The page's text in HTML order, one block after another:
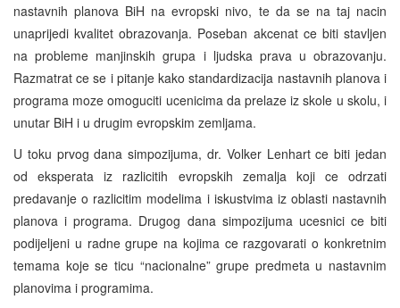
nastavnih planova BiH na evropski nivo, te da se na taj nacin
unaprijedi kvalitet obrazovanja. Poseban akcenat ce biti stavljen
na probleme manjinskih grupa i ljudska prava u obrazovanju.
Razmatrat ce se i pitanje kako standardizacija nastavnih planova i
programa moze omoguciti ucenicima da prelaze iz skole u skolu, i
unutar BiH i u drugim evropskim zemljama.
U toku prvog dana simpozijuma, dr. Volker Lenhart ce biti jedan
od eksperata iz razlicitih evropskih zemalja koji ce odrzati
predavanje o razlicitim modelima i iskustvima iz oblasti nastavnih
planova i programa. Drugog dana simpozijuma ucesnici ce biti
podijeljeni u radne grupe na kojima ce razgovarati o konkretnim
temama koje se ticu “nacionalne” grupe predmeta u nastavnim
planovima i programima.